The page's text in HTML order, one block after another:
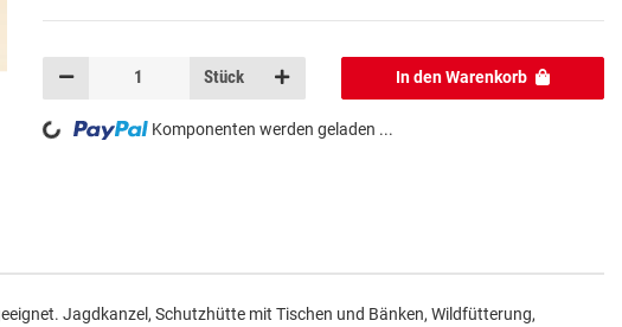
Stück In den Warenkorb
Loading... Komponenten werden geladen ...
Jagdkanzel, Schutzhütte mit Tischen und Bänken, Wildfütterung,